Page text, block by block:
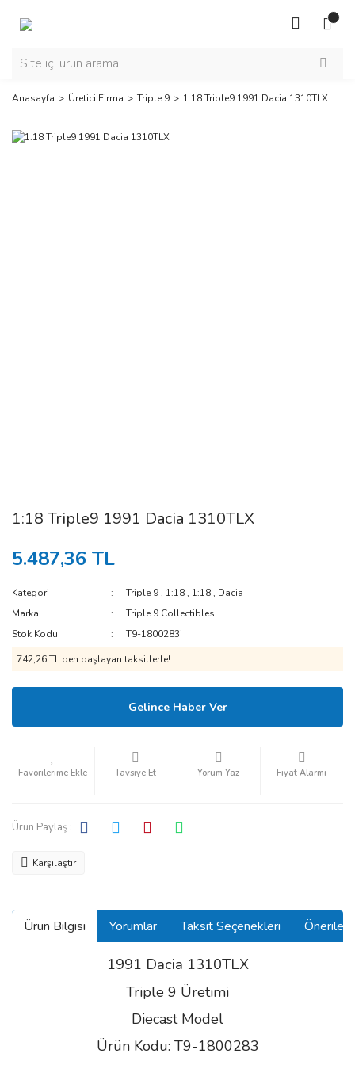
Anasayfa Üretici Firma Triple 9 1:18 Triple9 1991 Dacia 1310TLX
1:18 Triple9 1991 Dacia 1310TLX
5.487,36 TL
Kategori Triple 9 , 1:18 , 1:18 , Dacia
Marka
Triple 9 Collectibles
Stok Kodu
T9-1800283i
742,26 TL den başlayan taksitlerle!
Gelince Haber Ver
Tavsiye Et Yorum Yaz Fiyat Alarmı
Ürün Paylaş :
Karşılaştır
Ürün Bilgisi Yorumlar Taksit Seçenekleri
1991 Dacia 1310TLX
Triple 9 Üretimi
Diecast Model
Ürün Kodu: T9-1800283